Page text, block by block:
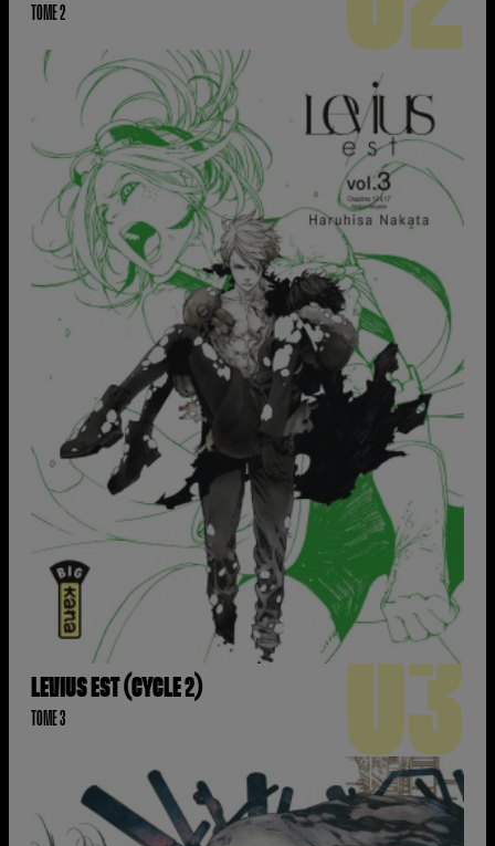
TOME 2
LEVIUS EST (CYCLE 2)
TOME 3 03